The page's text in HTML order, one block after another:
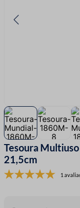
Tesoura
21,5cm
1
8º